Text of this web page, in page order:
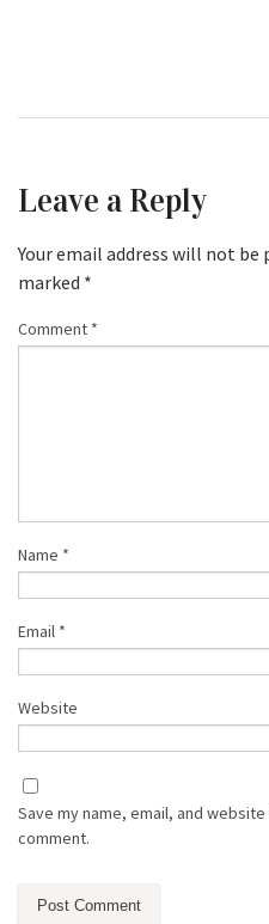
Leave a Reply
Your email address will not be
marked *
Comment *
Name *
Email *
Website
Save my name, email, and
comment.